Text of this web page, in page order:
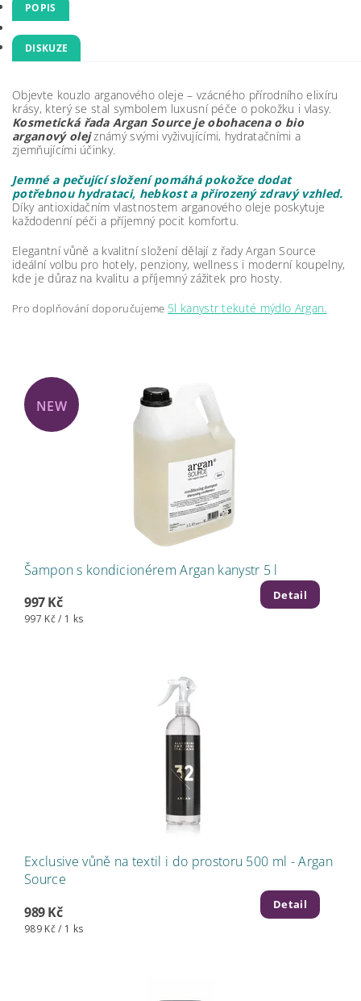
POPIS
DISKUZE
Objevte kouzlo arganového oleje – vzácného přírodního elixíru
krásy, který se stal symbolem luxusní péče o pokožku i vlasy.
Kosmetická řada Argan Source je obohacena o bio
arganový olejznámý svými vyživujícími, hydratačními a
zjemňujícími účinky.
Jemné a pečující složení pomáhá pokožce dodat
potřebnou hydrataci, hebkost a přirozený zdravý vzhled.
Díky antioxidačním vlastnostem arganového oleje poskytuje
každodenní péči a příjemný pocit komfortu.
Elegantní vůně a kvalitní složení dělají z řady Argan Source
ideální volbu pro hotely, penziony, wellness i moderní koupelny,
kde je důraz na kvalitu a příjemný zážitek pro hosty.
Pro doplňování doporučujeme 5l kanystr tekuté mýdlo Argan.
NEW
Šampon s kondicionérem Argan kanystr 5 l
997 Kč
997 Kč / 1 ks
Detail
Exclusive vůně na textil i do prostoru 500 ml - Argan
Source
989 Kč
989 Kč / 1 ks
Detail